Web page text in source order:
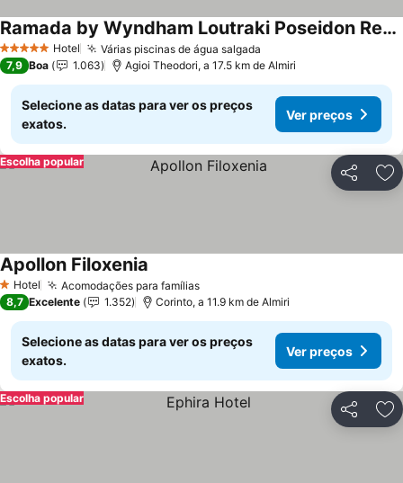
5 Estrelas Hotel Várias piscinas de água salgada
Ramada by Wyndham Loutraki Poseidon Resort
7,9 Boa 1.063 Agioi Theodori, a 17.5 km de Almiri
Selecione as datas para ver os preços
exatos.
Ver preços
Partilhar
Escolha popular
1 Estrelas
Hotel Acomodações para famílias
Apollon Filoxenia
8,7 Excelente 1.352 Corinto, a 11.9 km de Almiri
Selecione as datas para ver os preços
exatos.
Ver preços
Partilhar
Escolha popular